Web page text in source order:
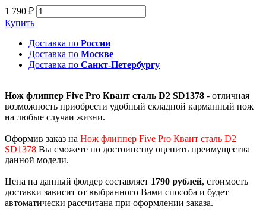
1 790 ₽
Купить
Доставка по России
Доставка по Москве
Доставка по Санкт-Петербургу
Нож флиппер Five Pro Квант сталь D2 SD1378 - отличная
возможность приобрести удобный складной карманный нож
на любые случаи жизни.
Оформив заказ на Нож флиппер Five Pro Квант сталь D2
SD1378 Вы сможете по достоинству оценить преимущества
данной модели.
Цена на данный фолдер составляет 1790 рублей, стоимость
доставки зависит от выбранного Вами способа и будет
автоматически рассчитана при оформлении заказа.